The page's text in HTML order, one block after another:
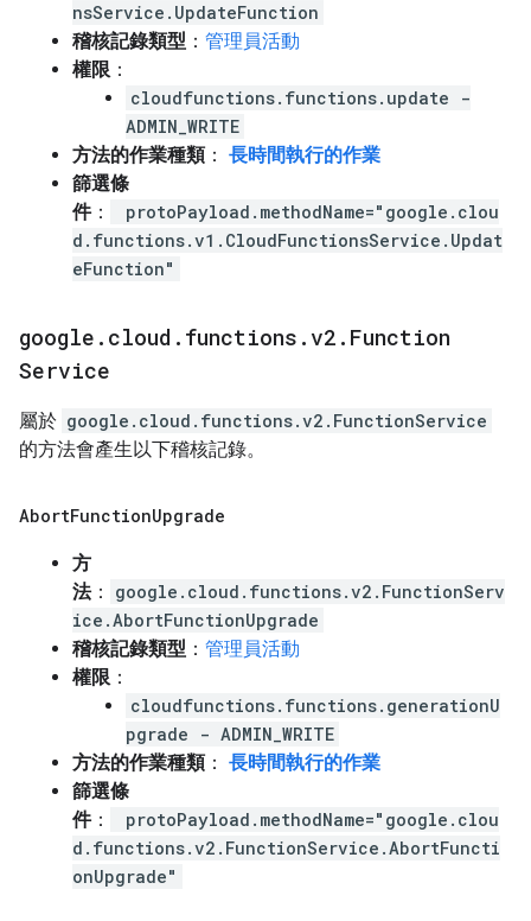
nsService.UpdateFunction
稽核記錄類型 ： 管理員活動
權限 ：
cloudfunctions.functions.update -
ADMIN_WRITE
方法的作業種類： 長時間執行的作業
篩選條
件：
protoPayload.methodName="google.clou
d.functions.v1.CloudFunctionsService.Updat
eFunction"
google . cloud . functions . v2 . Function
Service
屬於 google.cloud.functions.v2.FunctionService
的方法會產生以下稽核記錄。
AbortFunctionUpgrade
方
法：
google.cloud.functions.v2.FunctionServ
ice.AbortFunctionUpgrade
稽核記錄類型 ： 管理員活動
權限 ：
cloudfunctions.functions.generationU
pgrade - ADMIN_WRITE
方法的作業種類： 長時間執行的作業
篩選條
件：
protoPayload.methodName="google.clou
d.functions.v2.FunctionService.AbortFuncti
onUpgrade"